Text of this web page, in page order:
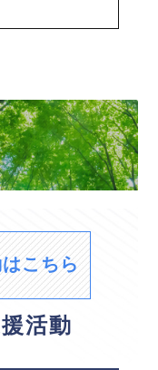
こちら
活動